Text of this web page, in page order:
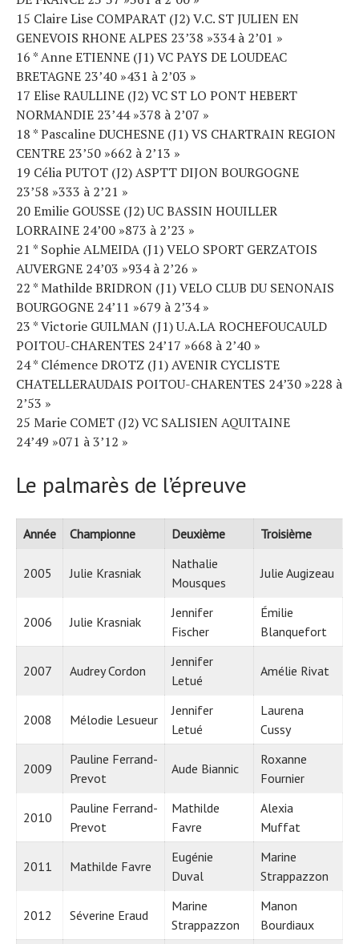
15 Claire Lise COMPARAT (J2) V.C. ST JULIEN EN
GENEVOIS RHONE ALPES 23’38 »334 à 2’01 »
16 * Anne ETIENNE (J1) VC PAYS DE LOUDEAC
BRETAGNE 23’40 »431 à 2’03 »
17 Elise RAULLINE (J2) VC ST LO PONT HEBERT
NORMANDIE 23’44 »378 à 2’07 »
18 * Pascaline DUCHESNE (J1) VS CHARTRAIN REGION
CENTRE 23’50 »662 à 2’13 »
19 Célia PUTOT (J2) ASPTT DIJON BOURGOGNE
23’58 »333 à 2’21 »
20 Emilie GOUSSE (J2) UC BASSIN HOUILLER
LORRAINE 24’00 »873 à 2’23 »
21 * Sophie ALMEIDA (J1) VELO SPORT GERZATOIS
AUVERGNE 24’03 »934 à 2’26 »
22 * Mathilde BRIDRON (J1) VELO CLUB DU SENONAIS
BOURGOGNE 24’11 »679 à 2’34 »
23 * Victorie GUILMAN (J1) U.A.LA ROCHEFOUCAULD
POITOU-CHARENTES 24’17 »668 à 2’40 »
24 * Clémence DROTZ (J1) AVENIR CYCLISTE
CHATELLERAUDAIS POITOU-CHARENTES 24’30 »228 à
2’53 »
25 Marie COMET (J2) VC SALISIEN AQUITAINE
24’49 »071 à 3’12 »
Le palmarès de l’épreuve
Année Championne Deuxième Troisième
2005 Julie Krasniak
Nathalie
Mousques
Julie Augizeau
2006 Julie Krasniak
Jennifer
Fischer
Émilie
Blanquefort
2007 Audrey Cordon
Jennifer
Letué
Amélie Rivat
2008 Mélodie Lesueur
Jennifer
Letué
Laurena
Cussy
2009
Pauline Ferrand-
Prevot
Aude Biannic
Roxanne
Fournier
2010
Pauline Ferrand-
Prevot
Mathilde
Favre
Alexia
Muffat
2011 Mathilde Favre
Eugénie
Duval
Marine
Strappazzon
2012 Séverine Eraud
Marine
Strappazzon
Manon
Bourdiaux